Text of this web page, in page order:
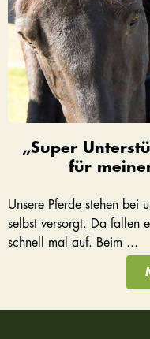
„Super
für
Unsere Pferde stehen bei
selbst versorgt. Da fallen
schnell mal auf. Beim ...